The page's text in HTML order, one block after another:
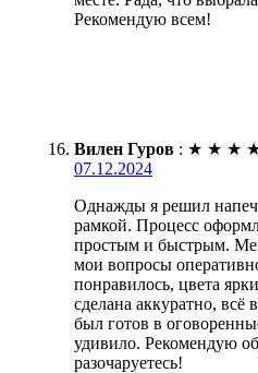
Рекомендую всем!
Вилен Гуров : ★ ★ ★
07.12.2024
Однажды я решил
рамкой. Процесс
простым и быстрым.
мои вопросы
понравилось, цвета
сделана аккуратно, всё
был готов в
удивило. Рекомендую
разочаруетесь!